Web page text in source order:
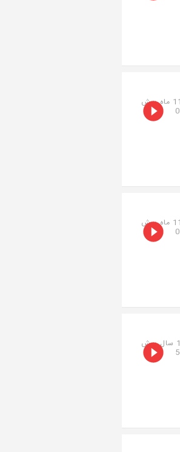
11 ماه پیش
11 ماه پیش
1 سال پیش